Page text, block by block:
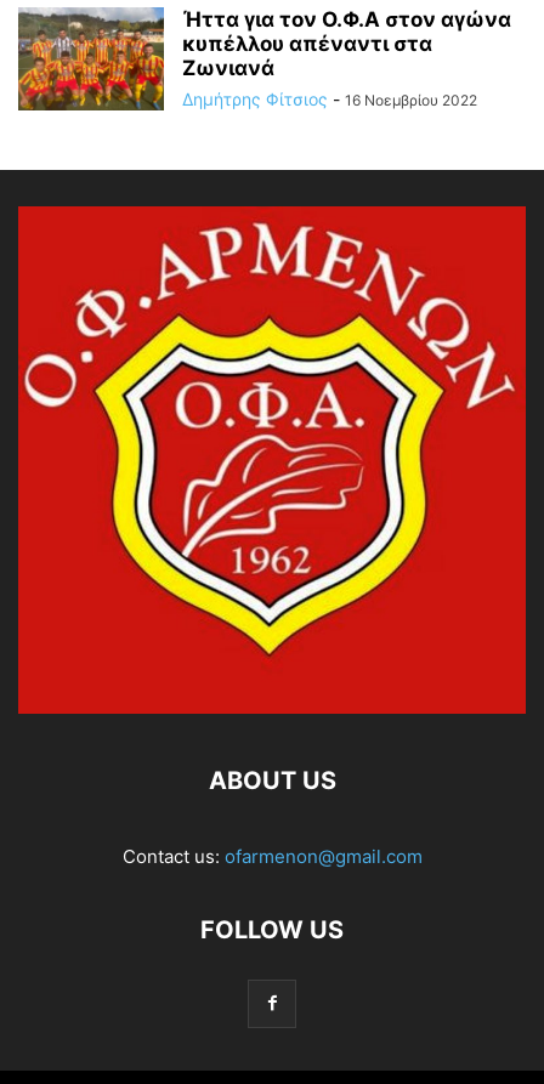
Ήττα για τον Ο.Φ.Α στον αγώνα
κυπέλλου απέναντι στα
Ζωνιανά
Δημήτρης Φίτσιος - 16 Νοεμβρίου 2022
ABOUT US
Contact us: ofarmenon@gmail.com
FOLLOW US